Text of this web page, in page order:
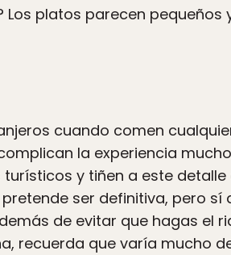
platos parecen pequeños
cuando comen
la experiencia
y tiñen a este
ser definitiva, pero sí
de evitar que hagas el
recuerda que varía mucho